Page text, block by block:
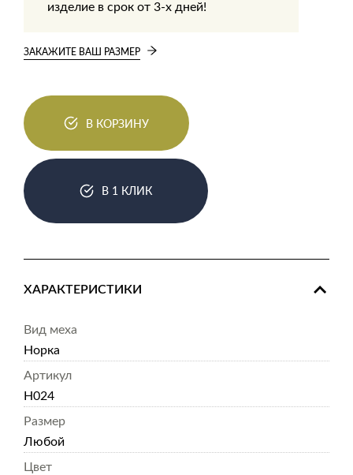
изделие в срок от 3-х дней!
ЗАКАЖИТЕ ВАШ РАЗМЕР
В КОРЗИНУ
В 1 КЛИК
ХАРАКТЕРИСТИКИ
Вид меха
Норка
Артикул
Н024
Размер
Любой
Цвет